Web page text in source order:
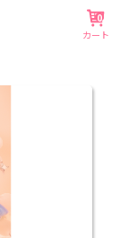
カート
0